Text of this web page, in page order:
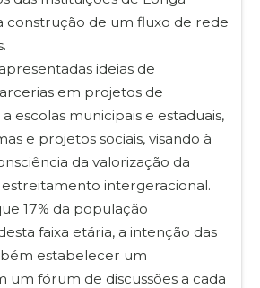
construção de um fluxo de rede
ideias de
em projetos de
escolas municipais e estaduais,
e projetos sociais, visando à
da valorização da
estreitamento intergeracional.
17% da população
faixa etária, a intenção das
estabelecer um
um fórum de discussões a cada